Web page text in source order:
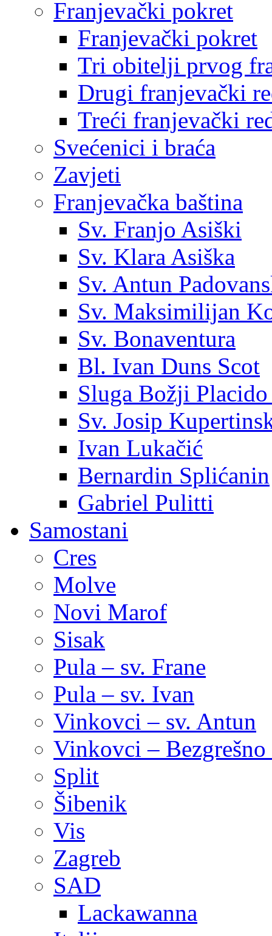
Franjevački pokret
Franjevački pokret
Tri obitelji prvog
Drugi franjevački
Treći franjevački
Svećenici i braća
Zavjeti
Franjevačka baština
Sv. Franjo Asiški
Sv. Klara Asiška
Sv. Antun
Sv. Maksimilijan
Sv. Bonaventura
Bl. Ivan Duns Scot
Sluga Božji Placido
Sv. Josip
Ivan Lukačić
Bernardin Splićanin
Gabriel Pulitti
Samostani
Cres
Molve
Novi Marof
Sisak
Pula – sv. Frane
Pula – sv. Ivan
Vinkovci – sv. Antun
Vinkovci –
Split
Šibenik
Vis
Zagreb
SAD
Lackawanna